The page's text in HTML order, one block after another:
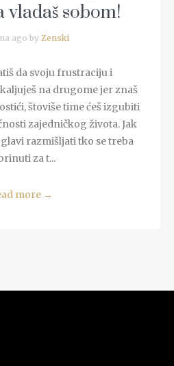
vladaš sobom!
ago by Zenski
da svoju frustraciju i
na drugome jer znaš
štoviše time ćeš izgubiti
zajedničkog života. Jak
razmišljati tko se treba
za t...
more →